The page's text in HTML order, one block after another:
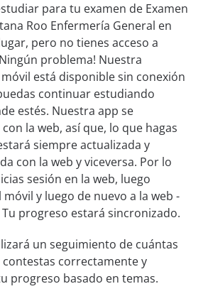
para tu examen de Examen
Roo Enfermería General en
pero no tienes acceso a
problema! Nuestra
está disponible sin conexión
continuar estudiando
estés. Nuestra app se
la web, así que, lo que hagas
siempre actualizada y
con la web y viceversa. Por lo
sesión en la web, luego
móvil y luego de nuevo a la web -
Tu progreso estará sincronizado.
un seguimiento de cuántas
correctamente y
progreso basado en temas.